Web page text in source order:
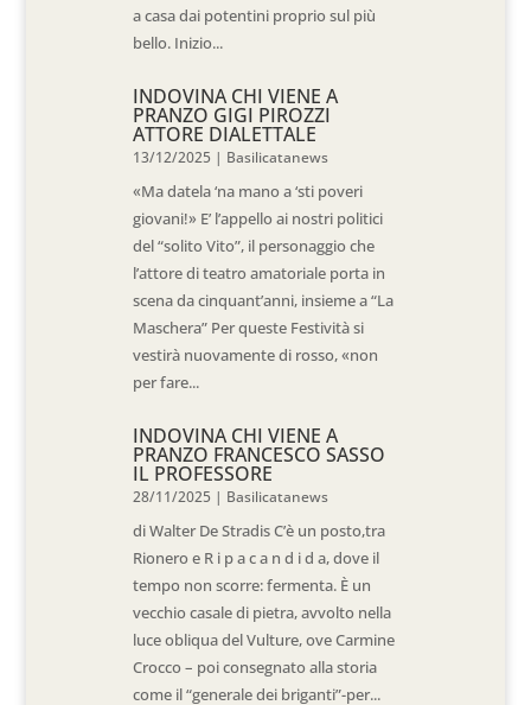
a casa dai potentini proprio sul più
bello. Inizio...
INDOVINA CHI VIENE A
PRANZO GIGI PIROZZI
ATTORE DIALETTALE
13/12/2025 | Basilicatanews
«Ma datela ‘na mano a ‘sti poveri
giovani!» E’ l’appello ai nostri politici
del “solito Vito”, il personaggio che
l’attore di teatro amatoriale porta in
scena da cinquant’anni, insieme a “La
Maschera” Per queste Festività si
vestirà nuovamente di rosso, «non
per fare...
INDOVINA CHI VIENE A
PRANZO FRANCESCO SASSO
IL PROFESSORE
28/11/2025 | Basilicatanews
di Walter De Stradis C’è un posto,tra
Rionero e R i p a c a n d i d a, dove il
tempo non scorre: fermenta. È un
vecchio casale di pietra, avvolto nella
luce obliqua del Vulture, ove Carmine
Crocco – poi consegnato alla storia
come il “generale dei briganti”-per...